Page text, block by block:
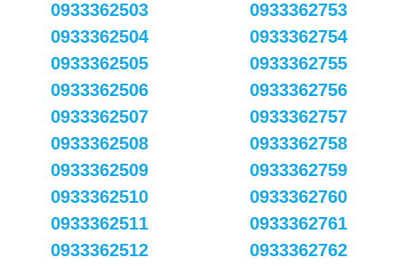
0933362503
0933362504
0933362505
0933362506
0933362507
0933362508
0933362509
0933362510
0933362511
0933362512
0933362753
0933362754
0933362755
0933362756
0933362757
0933362758
0933362759
0933362760
0933362761
0933362762